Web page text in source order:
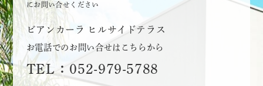
にお問い合せください
ビアンカーラ ヒルサイドテラス
お電話でのお問い合せはこちらから
TEL：052-979-5788